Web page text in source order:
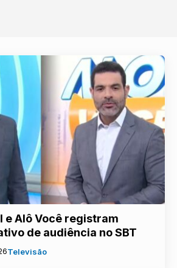
e Alô Você registram
de audiência no SBT
Televisão